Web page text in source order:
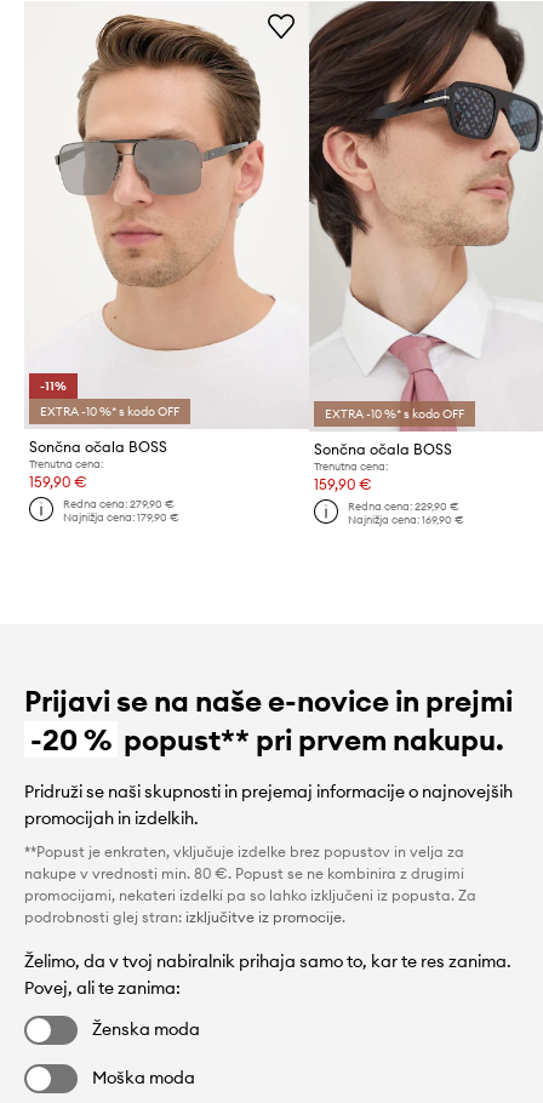
-11%
EXTRA -10 %* s kodo OFF
Sončna očala BOSS
Trenutna cena:
159,90 €
Redna cena:279,90 €
Najnižja cena:179,90 €
EXTRA -10 %* s kodo OFF
Sončna očala BOSS
Trenutna cena:
159,90 €
Redna cena: 229,90 €
Najnižja cena: 169,90 €
Prijavi se na naše e-novice in prejmi
-20 % popust** pri prvem nakupu.
Pridruži se naši skupnosti in prejemaj informacije o najnovejših
promocijah in izdelkih.
**Popust je enkraten, vključuje izdelke brez popustov in velja za
nakupe v vrednosti min. 80 €. Popust se ne kombinira z drugimi
promocijami, nekateri izdelki pa so lahko izključeni iz popusta. Za
podrobnosti glej stran: izključitve iz promocije.
Želimo, da v tvoj nabiralnik prihaja samo to, kar te res zanima.
Povej, ali te zanima:
Ženska moda
Moška moda